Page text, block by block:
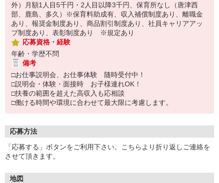
外）月額1人目5千円・2人目以降3千円、保育所なし（唐津西
部、鹿島、多久）※保育料助成有、収入補償制度あり、離職金
あり、報奨金制度あり、商品割引制度あり、社員キャリアアッ
プ制度あり、表彰制度あり ※規定あり
応募資格・経験
年齢・学歴不問
備考
□お仕事説明会、お仕事体験 随時受付中！
□説明会・体験・面接時 お子様連れOK！
□扶養の範囲を超えた高収入も応相談
□働ける時間や環境に合わせて最大限に考慮します。
応募方法
「応募する」ボタンをご利用下さい。こちらより折り返しご連絡を
させて頂きます。
地図